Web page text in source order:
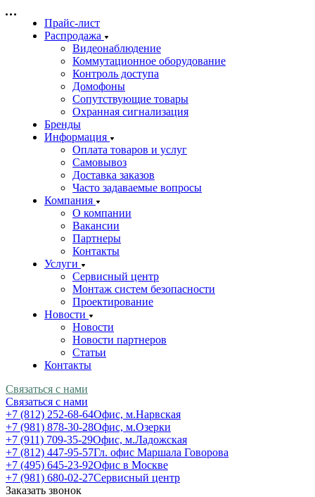
Прайс-лист
Распродажа
Видеонаблюдение
Коммутационное оборудование
Контроль доступа
Домофоны
Сопутствующие товары
Охранная сигнализация
Бренды
Информация
Оплата товаров и услуг
Самовывоз
Доставка заказов
Часто задаваемые вопросы
Компания
О компании
Вакансии
Партнеры
Контакты
Услуги
Сервисный центр
Монтаж систем безопасности
Проектирование
Новости
Новости
Новости партнеров
Статьи
Контакты
Связаться с нами
Связаться с нами
+7 (812) 252-68-64Офис, м.Нарвская
+7 (981) 878-30-28Офис, м.Озерки
+7 (911) 709-35-29Офис, м.Ладожская
+7 (812) 447-95-57Гл. офис Маршала Говорова
+7 (495) 645-23-92Офис в Москве
+7 (981) 680-02-27Сервисный центр
Заказать звонок